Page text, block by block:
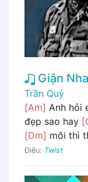
Giận
Trần Quý
[Am] Anh hỏi
đẹp sao hay
[Dm] môi thì
Điệu: Twist